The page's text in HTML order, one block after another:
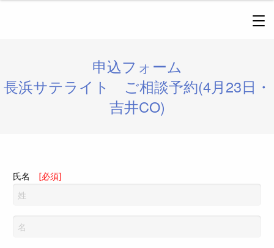
申込フォーム
長浜サテライト ご相談予約(4月23日・
吉井CO)
氏名 [必須]